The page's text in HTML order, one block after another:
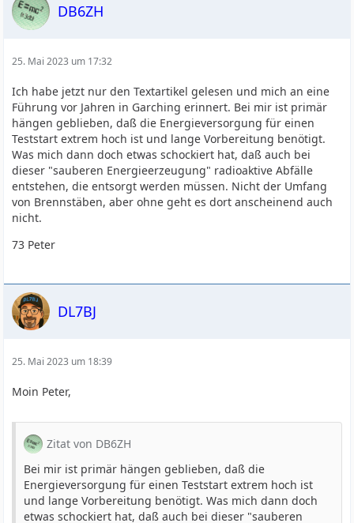
DB6ZH
25. Mai 2023 um 17:32
Ich habe jetzt nur den Textartikel gelesen und mich an eine
Führung vor Jahren in Garching erinnert. Bei mir ist primär
hängen geblieben, daß die Energieversorgung für einen
Teststart extrem hoch ist und lange Vorbereitung benötigt.
Was mich dann doch etwas schockiert hat, daß auch bei
dieser "sauberen Energieerzeugung" radioaktive Abfälle
entstehen, die entsorgt werden müssen. Nicht der Umfang
von Brennstäben, aber ohne geht es dort anscheinend auch
nicht.
73 Peter
DL7BJ
25. Mai 2023 um 18:39
Moin Peter,
Zitat von DB6ZH
Bei mir ist primär hängen geblieben, daß die
Energieversorgung für einen Teststart extrem hoch ist
und lange Vorbereitung benötigt. Was mich dann doch
etwas schockiert hat, daß auch bei dieser "sauberen